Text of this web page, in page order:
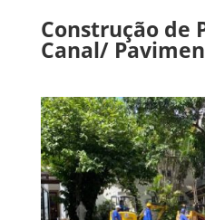
Construção de
Canal/